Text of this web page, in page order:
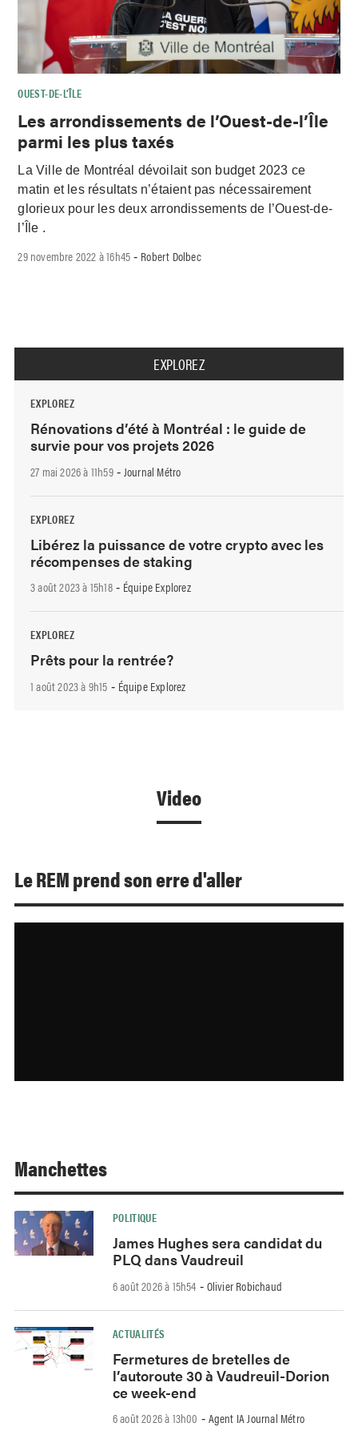
OUEST-DE-L’ÎLE
Les arrondissements de l’Ouest-de-l’Île
parmi les plus taxés
La Ville de Montréal dévoilait son budget 2023 ce
matin et les résultats n’étaient pas nécessairement
glorieux pour les deux arrondissements de l’Ouest-de-
l’Île .
29 novembre 2022 à 16h45 - Robert Dolbec
EXPLOREZ
EXPLOREZ
Rénovations d’été à Montréal : le guide de
survie pour vos projets 2026
27 mai 2026 à 11h59- Journal Métro
EXPLOREZ
Libérez la puissance de votre crypto avec les
récompenses de staking
3 août 2023 à 15h18- Équipe Explorez
EXPLOREZ
Prêts pour la rentrée?
1 août 2023 à 9h15 - Équipe Explorez
Video
Le REM prend son erre d'aller
Manchettes
POLITIQUE
James Hughes sera candidat du
PLQ dans Vaudreuil
6 août 2026 à 15h54 - Olivier Robichaud
ACTUALITÉS
Fermetures de bretelles de
l’autoroute 30 à Vaudreuil-Dorion
ce week-end
6 août 2026 à 13h00 - Agent IA Journal Métro